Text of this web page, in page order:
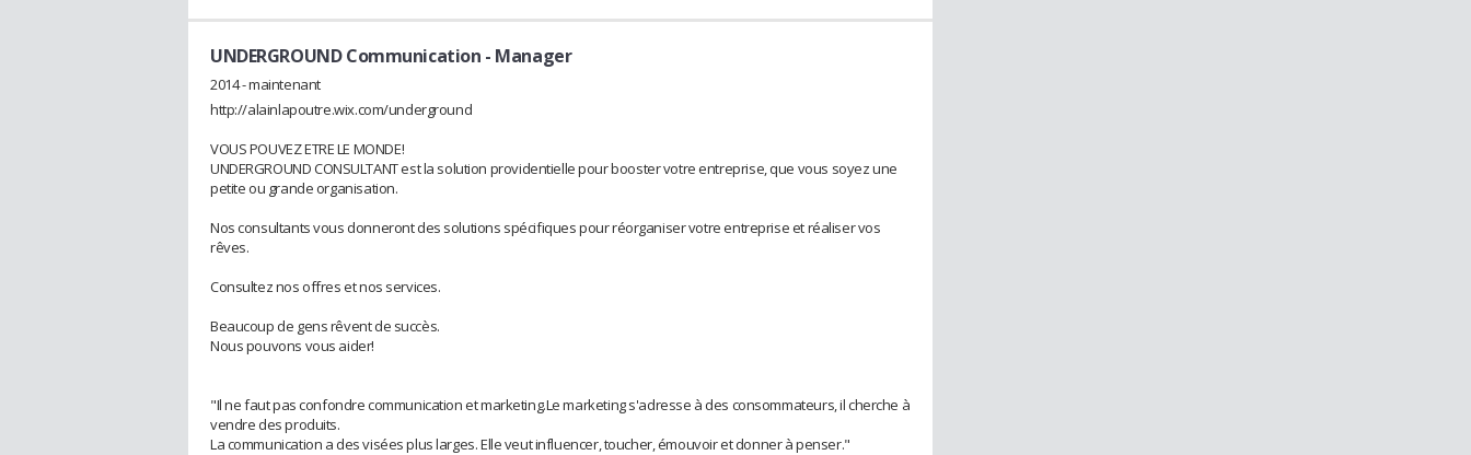
UNDERGROUND Communication - Manager
2014 - maintenant
http://alainlapoutre.wix.com/underground
VOUS POUVEZ ETRE LE MONDE!
UNDERGROUND CONSULTANT est la solution providentielle pour booster votre entreprise, que vous soyez une
petite ou grande organisation.
Nos consultants vous donneront des solutions spécifiques pour réorganiser votre entreprise et réaliser vos
rêves.
Consultez nos offres et nos services.
Beaucoup de gens rêvent de succès.
Nous pouvons vous aider!
"Il ne faut pas confondre communication et marketing.Le marketing s'adresse à des consommateurs, il cherche à
vendre des produits.
La communication a des visées plus larges. Elle veut influencer, toucher, émouvoir et donner à penser."